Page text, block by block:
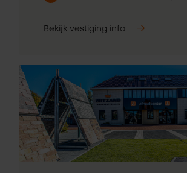
Bekijk vestiging info